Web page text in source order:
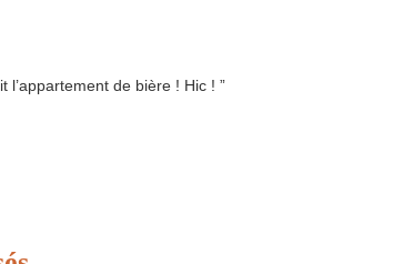
l’appartement de bière ! Hic ! ”